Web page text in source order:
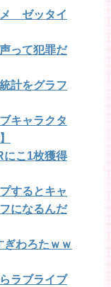
メ ゼッタイ
って犯罪だ
計をグラフ
キャラクタ
にこ1枚獲得
するとキャ
になるんだ
ぎわろたｗｗ
ラブライブ